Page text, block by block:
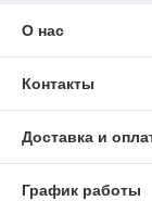
О нас
Контакты
Доставка и
График работы